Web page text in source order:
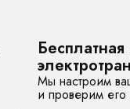
Мы настроим
и проверим